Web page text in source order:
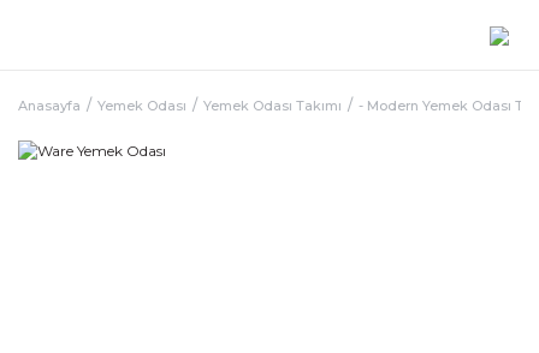
Anasayfa Yemek Odası Yemek Odası Takımı - Modern Yemek Odası